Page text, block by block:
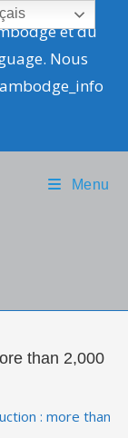
et du
Nous
Menu
than 2,000
: more than